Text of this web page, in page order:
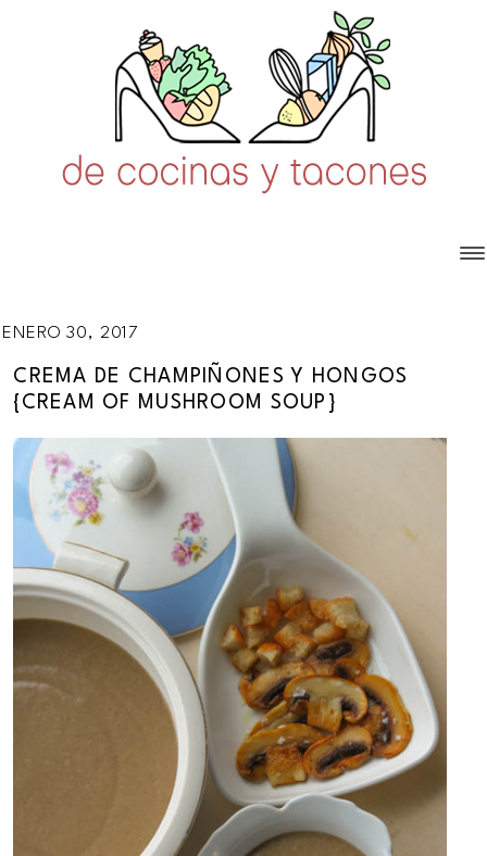
ENERO 30, 2017
CREMA DE CHAMPIÑONES Y HONGOS
{CREAM OF MUSHROOM SOUP}